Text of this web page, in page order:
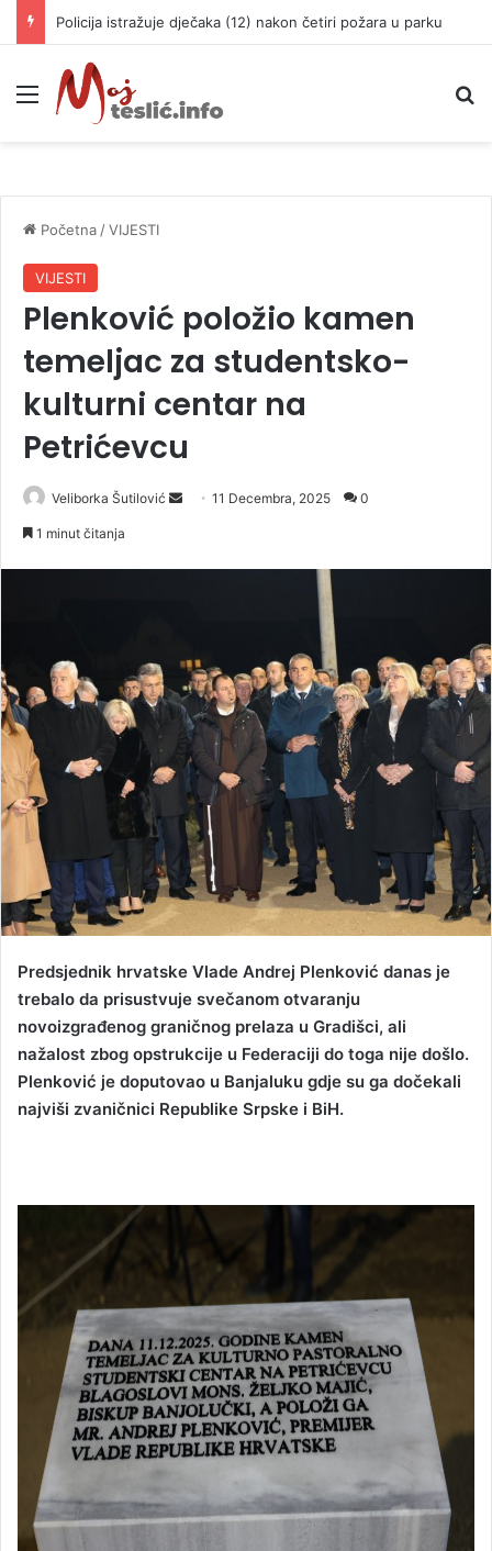
Policija istražuje dječaka (12) nakon četiri požara u parku
Meni
Početna /VIJESTI
VIJESTI
Plenković položio kamen
temeljac za studentsko-
kulturni centar na
Petrićevcu
Veliborka Šutilović
e
m
a
11 Decembra, 2025 0
1 minut čitanja
Predsjednik hrvatske Vlade Andrej Plenković danas je
trebalo da prisustvuje svečanom otvaranju
novoizgrađenog graničnog prelaza u Gradišci, ali
nažalost zbog opstrukcije u Federaciji do toga nije došlo.
Plenković je doputovao u Banjaluku gdje su ga dočekali
najviši zvaničnici Republike Srpske i BiH.